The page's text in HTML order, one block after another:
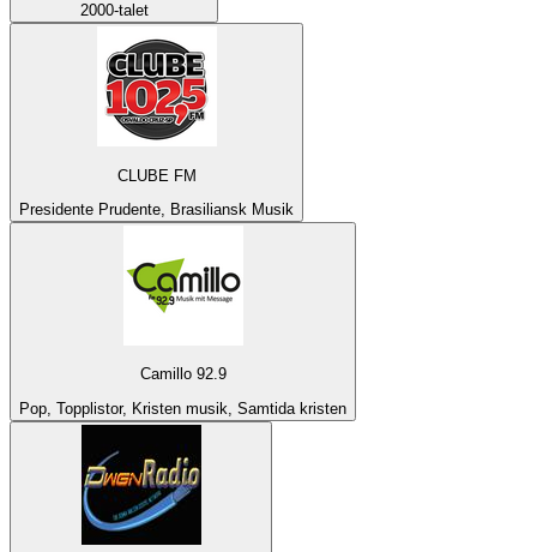
2000-talet
CLUBE FM
Presidente Prudente, Brasiliansk Musik
Camillo 92.9
Pop, Topplistor, Kristen musik, Samtida kristen